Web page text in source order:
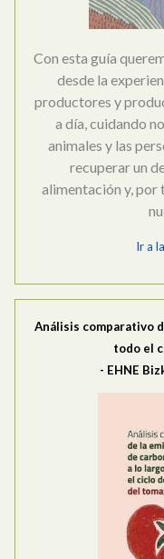
Con esta guía
desde la
productores y
a día, cuidando
animales y las
recuperar un
alimentación y, por
Ir a
Análisis comparativo
todo el
- EHNE